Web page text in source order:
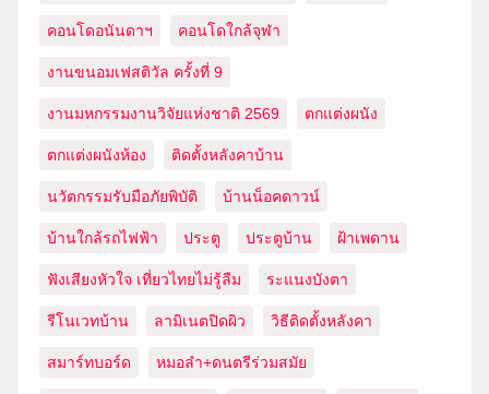
คอนโดอนันดาฯ คอนโดใกล้จุฬา
งานขนอมเฟสติวัล ครั้งที่ 9
งานมหกรรมงานวิจัยแห่งชาติ 2569 ตกแต่งผนัง
ตกแต่งผนังห้อง ติดตั้งหลังคาบ้าน
นวัตกรรมรับมือภัยพิบัติ บ้านน็อคดาวน์
บ้านใกล้รถไฟฟ้า ประตู ประตูบ้าน ฝ้าเพดาน
ฟังเสียงหัวใจ เที่ยวไทยไม่รู้ลืม ระแนงบังตา
รีโนเวทบ้าน ลามิเนตปิดผิว วิธีติดตั้งหลังคา
สมาร์ทบอร์ด หมอลำ+ดนตรีร่วมสมัย